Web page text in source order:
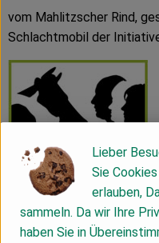
vom Mahlitzscher Rind,
Schlachtmobil der
MHD: 11.07.2026
Unser Demeter-
Lieber
Sie
erlauben,
sammeln. Da wir Ihre
haben Sie in